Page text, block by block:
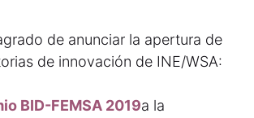
de anunciar la apertura de
de innovación de INE/WSA:
BID-FEMSA 2019a la